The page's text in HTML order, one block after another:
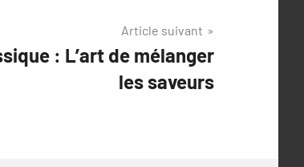
Article suivant
: L’art de mélanger
les saveurs